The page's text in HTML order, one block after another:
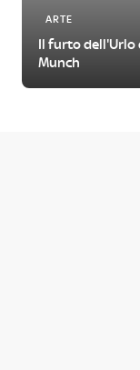
ARTE
Il furto dell'Urlo
Munch